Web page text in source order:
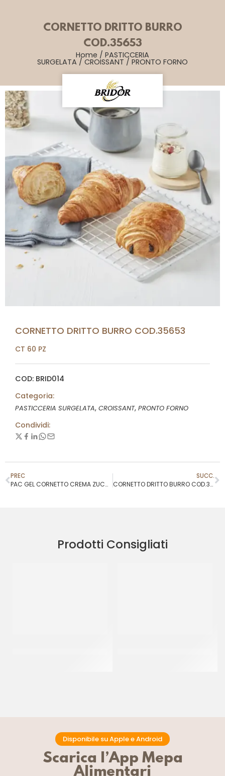
CORNETTO DRITTO BURRO
COD.35653
Home / PASTICCERIA
SURGELATA / CROISSANT / PRONTO FORNO
CORNETTO DRITTO BURRO COD.35653
CT 60 PZ
COD: BRID014
Categoria:
PASTICCERIA SURGELATA, CROISSANT, PRONTO FORNO
Condividi:
PREC
PAC GEL CORNETTO CREMA ZUCCHERATO P/F 90GR
SUCC.
CORNETTO DRITTO BURRO COD.33250
Prodotti Consigliati
Disponibile su Apple e Android
Scarica l’App Mepa
Alimentari